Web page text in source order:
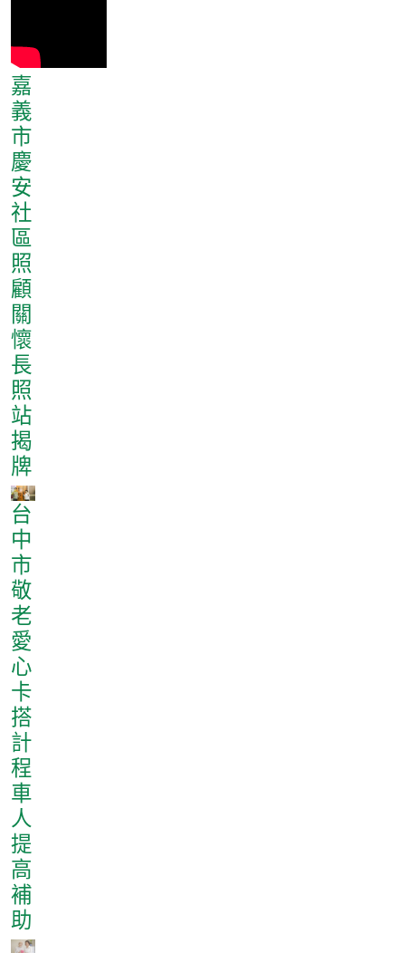
嘉
義
市
慶
安
社
區
照
顧
關
懷
長
照
站
揭
牌
台
中
市
敬
老
愛
心
卡
搭
計
程
車
人
提
高
補
助